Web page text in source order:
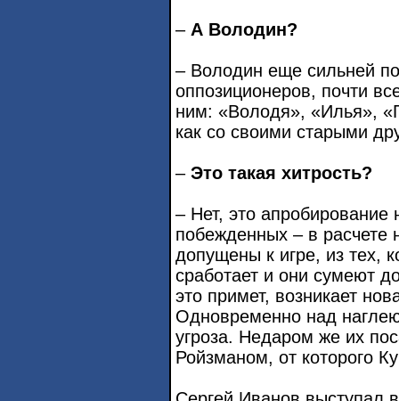
–А Володин?
– Володин еще сильней
оппозиционеров, почти
ним: «Володя», «Илья»,
как со своими старыми
–Это такая хитрость?
– Нет, это апробирование
побежденных – в расчете
допущены к игре, из тех,
сработает и они сумеют
это примет, возникает
Одновременно над
угроза. Недаром же их
Ройзманом, от которого